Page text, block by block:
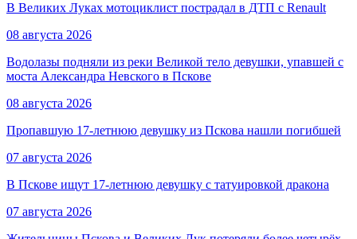
В Великих Луках мотоциклист пострадал в ДТП с Renault
08 августа 2026
Водолазы подняли из реки Великой тело девушки, упавшей с
моста Александра Невского в Пскове
08 августа 2026
Пропавшую 17-летнюю девушку из Пскова нашли погибшей
07 августа 2026
В Пскове ищут 17‑летнюю девушку с татуировкой дракона
07 августа 2026